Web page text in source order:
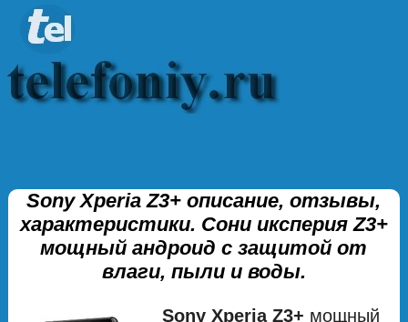
Sony Xperia Z3+ описание, отзывы,
характеристики. Сони иксперия Z3+
мощный андроид с защитой от
влаги, пыли и воды.
Sony Xperia Z3+ мощный